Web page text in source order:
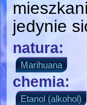
jedynie
natura:
Marihuana
chemia:
Etanol (alkohol)